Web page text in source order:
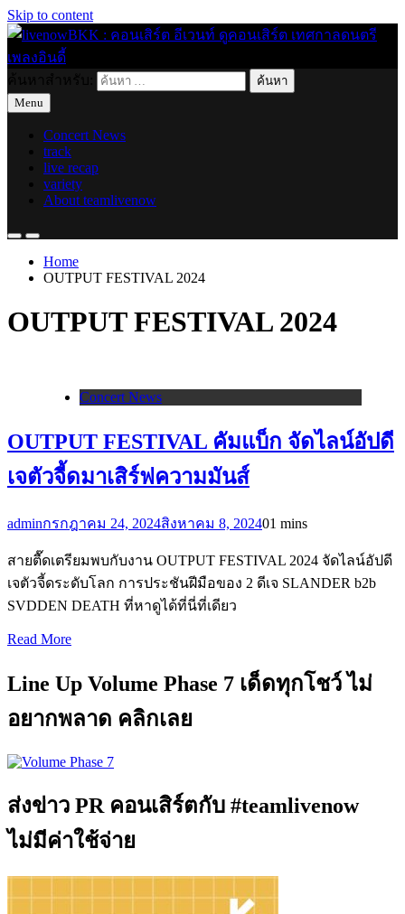
Skip to content
livenowBKK : คอนเสิร์ต อีเวนท์ ดูคอนเสิร์ต เทศกาลดนตรี เพลง
อินดี้
live for today
Menu
Concert News
track
live recap
variety
About teamlivenow
Home
OUTPUT FESTIVAL 2024
OUTPUT FESTIVAL 2024
Concert News
OUTPUT FESTIVAL คัมแบ็ก จัดไลน์อัปดี
เจตัวจี้ดมาเสิร์ฟความมันส์
adminกรกฎาคม 24, 2024สิงหาคม 8, 202401 mins
สายตื๊ดเตรียมพบกับงาน OUTPUT FESTIVAL 2024 จัดไลน์อัปดี
เจตัวจี้ดระดับโลก การประชันฝีมือของ 2 ดีเจ SLANDER b2b
SVDDEN DEATH ที่หาดูได้ที่นี่ที่เดียว
Read More
Line Up Volume Phase 7 เด็ดทุกโชว์ ไม่
อยากพลาด คลิกเลย
ส่งข่าว PR คอนเสิร์ตกับ #teamlivenow
ไม่มีค่าใช้จ่าย